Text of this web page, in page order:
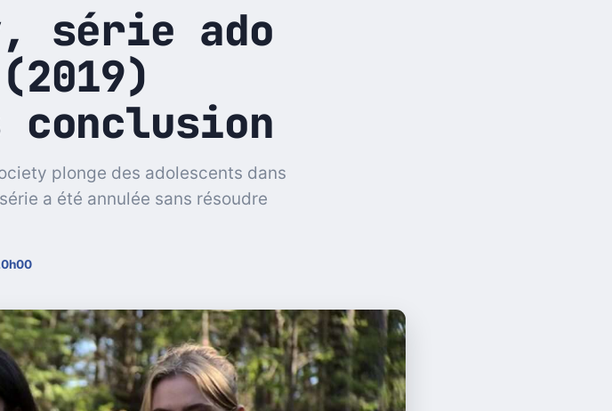
série ado
conclusion
plonge des adolescents dans
a été annulée sans résoudre